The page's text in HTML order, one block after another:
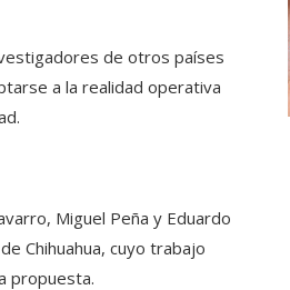
de otros países
a la realidad operativa
Miguel Peña y Eduardo
Chihuahua, cuyo trabajo
propuesta.